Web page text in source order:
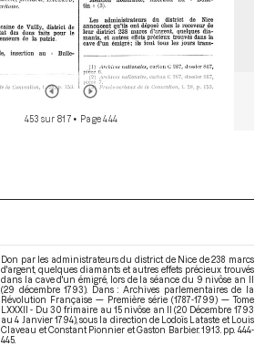
453 sur 817 • Page 444
Don par les administrateurs du district de Nice de 238 marcs
d'argent, quelques diamants et autres effets précieux trouvés
dans la cave d'un émigré, lors de la séance du 9 nivôse an II
(29 décembre 1793). Dans : Archives parlementaires de la
Révolution Française — Première série (1787-1799) — Tome
LXXXII - Du 30 frimaire au 15 nivôse an II (20 Décembre 1793
au 4 Janvier 1794), sous la direction de Lodoïs Lataste et Louis
Claveau et Constant Pionnier et Gaston Barbier. 1913. pp. 444-
445.